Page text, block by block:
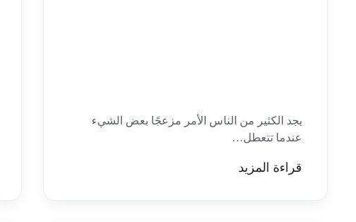
يجد الكثير من الناس الأمر مزعجًا بعض الشيء
عندما تتعطل…
قراءة المزيد